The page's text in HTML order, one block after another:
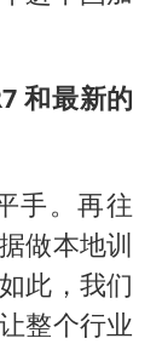
和最新的
手。再往
做本地训
此，我们
整个行业